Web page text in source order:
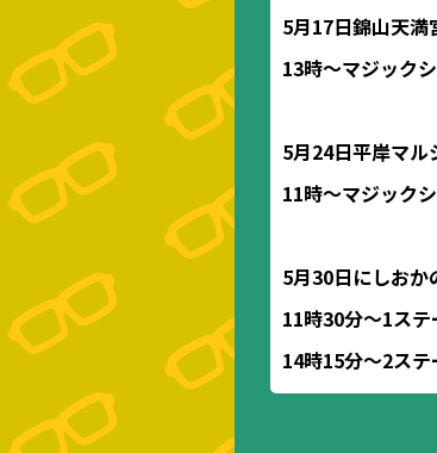
5月17日錦山天満
13時〜マジック
5月24日平岸マル
11時〜マジック
5月30日にしおか
11時30分〜1ステ
14時15分〜2ステ